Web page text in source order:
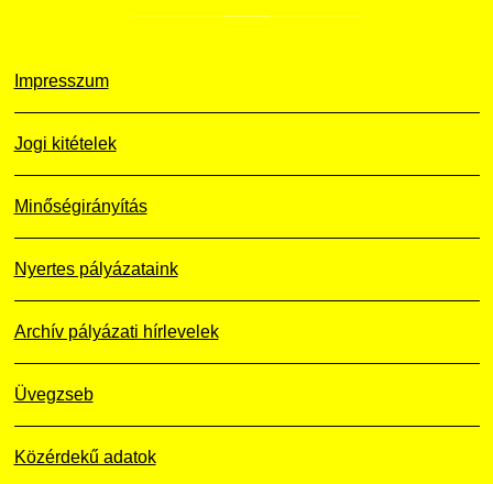
Impresszum
Jogi kitételek
Minőségirányítás
Nyertes pályázataink
Archív pályázati hírlevelek
Üvegzseb
Közérdekű adatok